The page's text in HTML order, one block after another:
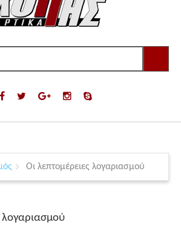
Οι λεπτομέρειες λογαριασμού
λογαριασμού